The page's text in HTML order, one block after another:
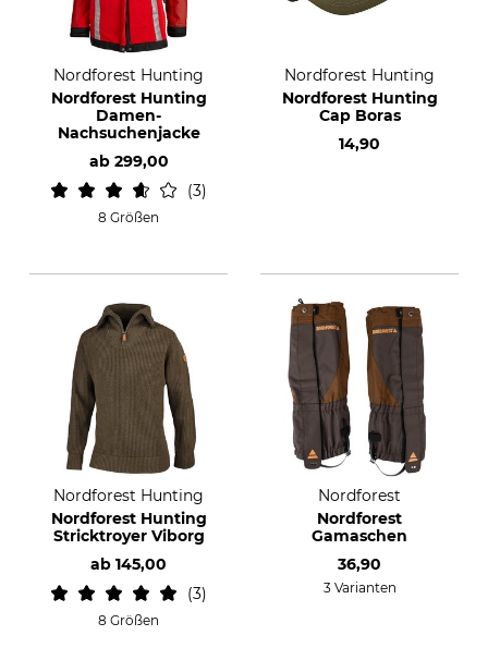
Nordforest Hunting
Nordforest Hunting
Damen-
Nachsuchenjacke
ab 299,00
3
8 Größen
Nordforest Hunting
Nordforest Hunting
Cap Boras
14,90
Nordforest Hunting
Nordforest Hunting
Stricktroyer Viborg
ab 145,00
3
8 Größen
Nordforest
Nordforest
Gamaschen
36,90
3 Varianten